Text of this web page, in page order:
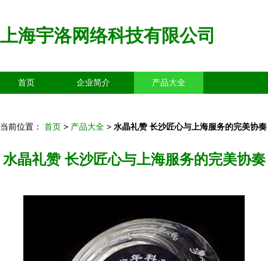
上海宇洛网络科技有限公司
首页 企业简介 产品大全
当前位置： 首页 > 产品大全 > 水晶礼赞 长沙匠心与上海服务的完美协奏
水晶礼赞 长沙匠心与上海服务的完美协奏